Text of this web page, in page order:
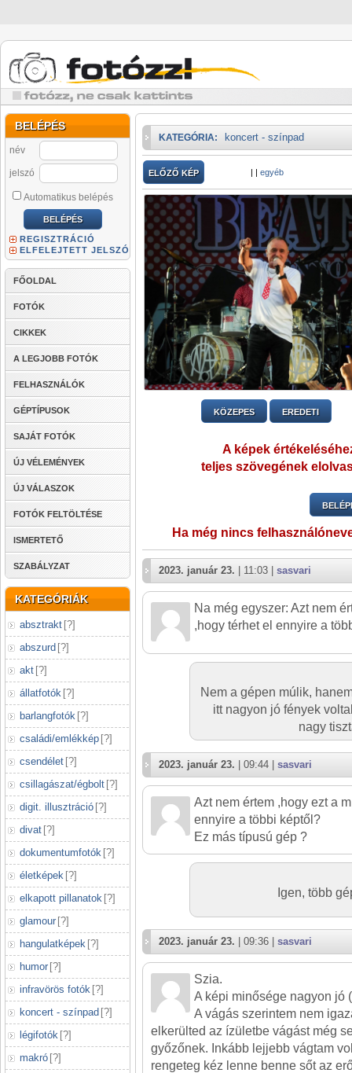
BELÉPÉS
név
jelszó
Automatikus belépés
REGISZTRÁCIÓ
ELFELEJTETT JELSZÓ
FŐOLDAL
FOTÓK
CIKKEK
A LEGJOBB FOTÓK
FELHASZNÁLÓK
GÉPTÍPUSOK
SAJÁT FOTÓK
ÚJ VÉLEMÉNYEK
ÚJ VÁLASZOK
FOTÓK FELTÖLTÉSE
ISMERTETŐ
SZABÁLYZAT
KATEGÓRIÁK
absztrakt [?]
abszurd [?]
akt [?]
állatfotók [?]
barlangfotók [?]
családi/emlékkép [?]
csendélet [?]
csillagászat/égbolt [?]
digit. illusztráció [?]
divat [?]
dokumentumfotók [?]
életképek [?]
elkapott pillanatok [?]
glamour [?]
hangulatképek [?]
humor [?]
infravörös fotók [?]
koncert - színpad [?]
légifotók [?]
makró [?]
KATEGÓRIA: koncert - színpad
ELŐZŐ KÉP | | egyéb
KÖZEPES EREDETI
A képek
teljes szövegének
Ha még nincs
2023. január 23. | 11:03 | sasvari
Na még egyszer: Azt nem
,hogy térhet el ennyire a
Nem a gépen múlik,
itt nagyon jó fények
nagy
2023. január 23. | 09:44 | sasvari
Azt nem értem ,hogy ezt a
ennyire a többi képtől?
Ez más típusú gép ?
Igen, több
2023. január 23. | 09:36 | sasvari
Szia.
A képi minősége nagyon jó
A vágás szerintem nem
elkerülted az ízületbe vágást még
győzőnek. Inkább lejjebb vágtam
rengeteg kéz lenne benne sőt az